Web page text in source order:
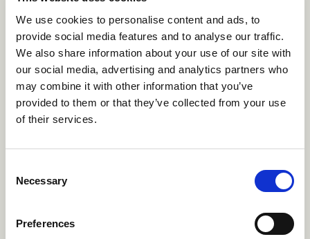
We use cookies to personalise content and ads, to
provide social media features and to analyse our traffic.
We also share information about your use of our site with
our social media, advertising and analytics partners who
may combine it with other information that you’ve
provided to them or that they’ve collected from your use
of their services.
Selection
Necessary
Preferences